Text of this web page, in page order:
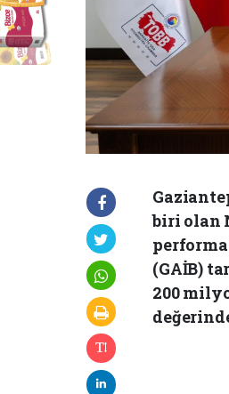
biri olan
(GAİB)
200